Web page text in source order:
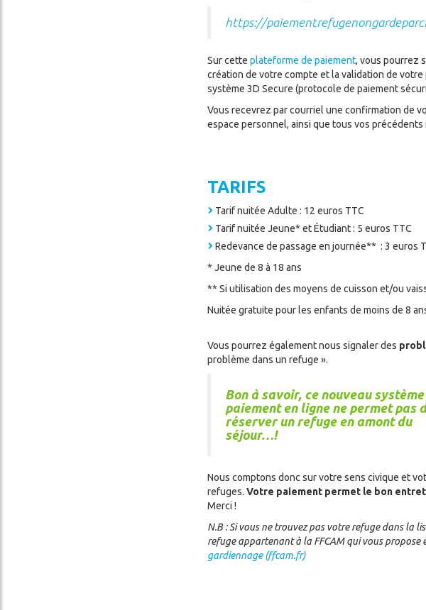
https://
Sur cette plateforme de paiement, vous pourrez
création de votre compte et la validation de
système 3D Secure (protocole de paiement
Vous recevrez par courriel une confirmation de
espace personnel, ainsi que tous vos
TARIFS
Tarif nuitée Adulte : 12 euros TTC
Tarif nuitée Jeune* et Étudiant : 5 euros TTC
Redevance de passage en journée** : 3 euros
* Jeune de 8 à 18 ans
** Si utilisation des moyens de cuisson et/ou
Nuitée gratuite pour les enfants de moins de 8
Vous pourrez également nous signaler des
problème dans un refuge ».
Bon à savoir, ce nouveau
paiement en ligne ne permet pas
réserver un refuge en amont du
séjour…!
Nous comptons donc sur votre sens civique et
refuges. Votre paiement permet le bon
Merci !
N.B : Si vous ne trouvez pas votre refuge dans la
refuge appartenant à la FFCAM qui vous
gardiennage (ffcam.fr)